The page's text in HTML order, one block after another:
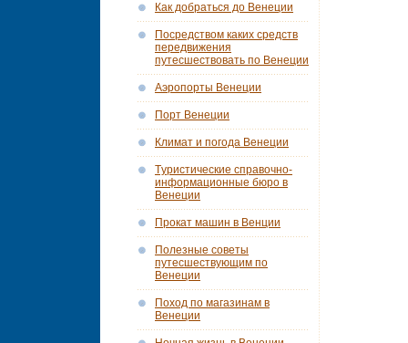
Как добраться до Венеции
Посредством каких средств
передвижения
путесшествовать по Венеции
Аэропорты Венеции
Порт Венеции
Климат и погода Венеции
Tуристические справочно-
информационные бюро в
Венеции
Прокат машин в Венции
Полезные советы
путесшествующим по
Венеции
Поход по магазинам в
Венеции